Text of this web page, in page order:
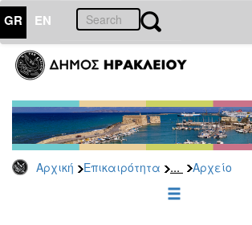
GR EN
Αρχική Επικαιρότητα ... Αρχείο
ΕΠΙΚΑΙΡΟΤΗΤΑ
Παρατάξεις
Αρχείο